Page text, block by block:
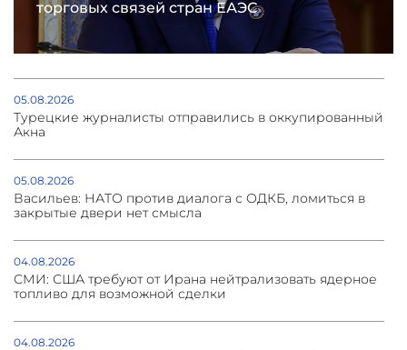
торговых связей стран ЕАЭС
05.08.2026
Турецкие журналисты отправились в оккупированный
Акна
05.08.2026
Васильев: НАТО против диалога с ОДКБ, ломиться в
закрытые двери нет смысла
04.08.2026
СМИ: США требуют от Ирана нейтрализовать ядерное
топливо для возможной сделки
04.08.2026